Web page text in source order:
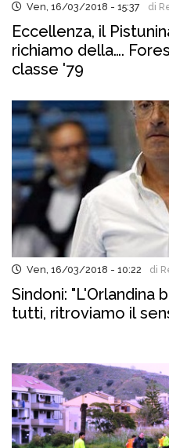
Ven, 16/03/2018 - 15:37 di
Eccellenza, il
richiamo della….
classe '79
Ven, 16/03/2018 - 10:22 di
Sindoni: "L'Orlandina
tutti, ritroviamo il